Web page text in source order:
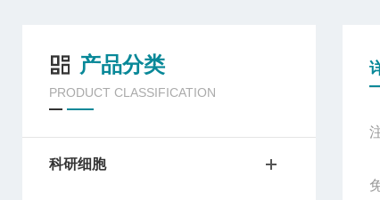
产品分类
PRODUCT CLASSIFICATION
科研细胞